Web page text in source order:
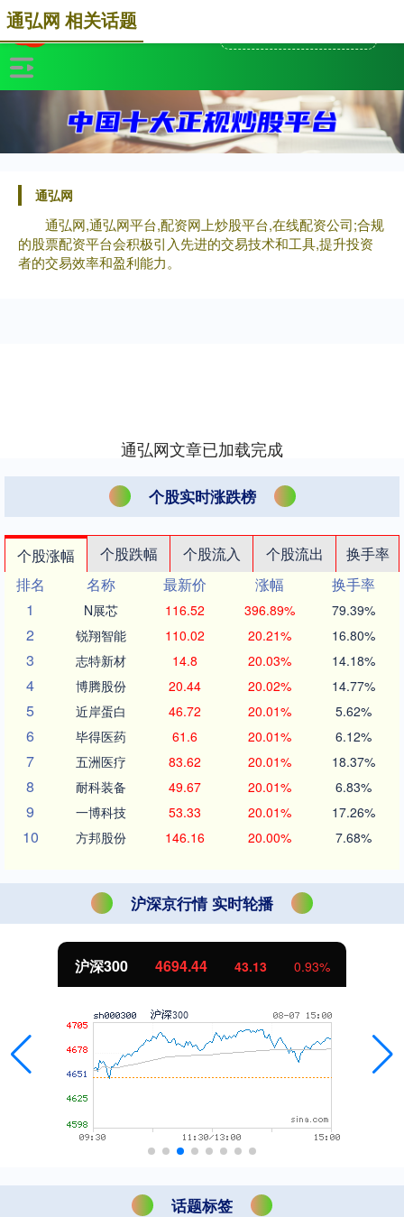
通弘网
通弘网,通弘网平台,配资网上炒股平台,在线配资公司;合规
的股票配资平台会积极引入先进的交易技术和工具,提升投资
者的交易效率和盈利能力。
通弘网 相关话题
通弘网文章已加载完成
个股实时涨跌榜
个股涨幅 个股跌幅 个股流入 个股流出
换手率
排名
名称 最新价 涨幅
换手率
1
N展芯 116.52 396.89% 79.39%
2 锐翔智能 110.02 20.21% 16.80%
3 志特新材 14.8 20.03% 14.18%
4 博腾股份 20.44 20.02% 14.77%
5 近岸蛋白 46.72 20.01% 5.62%
6 毕得医药 61.6 20.01% 6.12%
7 五洲医疗 83.62 20.01% 18.37%
8 耐科装备 49.67 20.01% 6.83%
9 一博科技 53.33 20.01% 17.26%
10 方邦股份 146.16 20.00% 7.68%
沪深京行情 实时轮播
沪深300 4694.44 43.13 0.93%
话题标签